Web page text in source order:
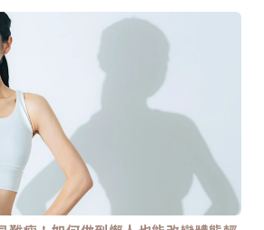
能夠達到減脂、緊實的效果，而專利
組織7公分，能刺激肌肉纖維達到超極限收
耗能量與減少脂肪細胞的效果，「一般療程
但很多客戶到了第三、四週，體態就不一樣
態也更優雅。且EMSCULPT NEO是一種非侵
便便的高階經理人、愛打高爾夫球的球友可以
除內臟脂肪。有的媽媽生完小孩後，腹直肌分
熱磁減脂療程後，明顯感受肚子變緊實，像她
常推薦給婆婆媽媽們，好好寵愛自己一下。但
專業的團隊提供正確的觀念，從飲食、生活習
內而外，打造健康體態美。楊心怡院長認為，
配不斷進化的體雕儀器，讓美麗變「美力」，
膚科提供優雅的老去，從外表到內在一起變
化地區根本沒有皮膚科診所敢從醫美切入，她
做很冒險，但她從教育客戶、培養感情，發現
多客戶見證了她從一個來自台北的彰化媳
過程，但外表完全凍齡，也成了芯漾的活招
成原因或外觀呈現，都有許多差異，現在就來
皮膚科暨醫學美容中心-楊心怡醫師提供）▌
肪組織所謂「眼袋」指的是位在眼睛下方的
天下眼眶骨後縮、眼下筋膜鬆弛、眼下脂肪堆
袋子一樣鼓鼓的、腫脹澎大，故而得名。因
微，或可利用注射微整形、音波拉提來強化眼
能改善眼袋；但若情況比較嚴重者，就需要進
口將眼袋脂肪移除或移植到淚溝凹陷的部位，
淚溝：眼下凹陷，產生陰影和溝紋不同於眼袋
淚溝的的狀況在於「凹陷」，主要位於眼袋下
。楊心怡醫師解釋，臉部老化不只會造成眼周
，就連眼眶骨下緣的骨架也會慢慢變小、往外
了底層支撐而向內凹，形成了一條長長的「淚
可能需要手術移除，淚溝多半只要透過正確地
改善。常見治療方式包含注射填充物來重建眼
音波拉提來強化眼周肌膚的彈性和緊實度﹑淡
來的文章與大家細說。造成淚溝凹陷的「先天